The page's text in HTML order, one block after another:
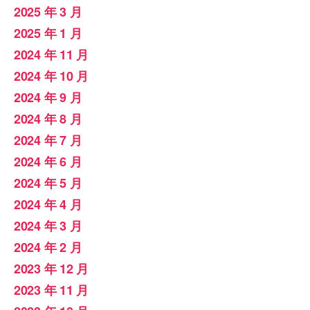
2025 年 3 月
2025 年 1 月
2024 年 11 月
2024 年 10 月
2024 年 9 月
2024 年 8 月
2024 年 7 月
2024 年 6 月
2024 年 5 月
2024 年 4 月
2024 年 3 月
2024 年 2 月
2023 年 12 月
2023 年 11 月